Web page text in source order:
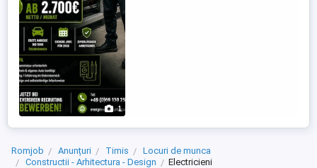
1
Romjob Anunțuri Timis
Locuri de munca
Constructii - Arhitectura - Design
Electricieni